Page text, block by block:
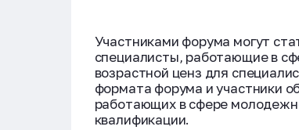
Участниками форума могут
специалисты, работающие в
возрастной ценз для
формата форума и участники
работающих в сфере
квалификации.